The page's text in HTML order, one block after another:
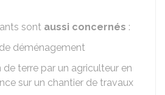
sont aussi concernés :
déménagement
de terre par un agriculteur en
sur un chantier de travaux